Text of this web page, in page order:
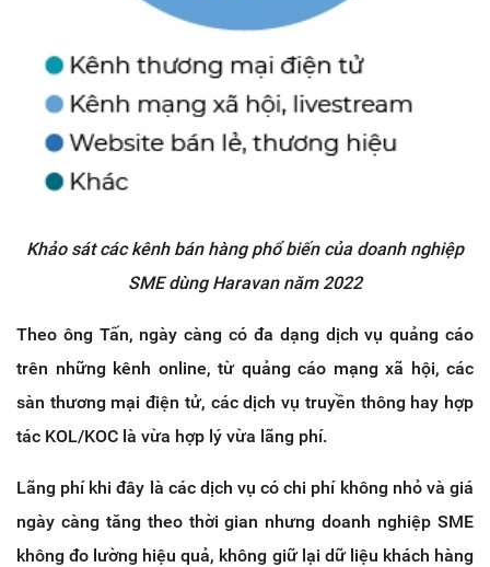
Khảo sát các kênh bán hàng phổ biến của doanh nghiệp
SME dùng Haravan năm 2022
Theo ông Tấn, ngày càng có đa dạng dịch vụ quảng cáo
trên những kênh online, từ quảng cáo mạng xã hội, các
sàn thương mại điện tử, các dịch vụ truyền thông hay hợp
tác KOL/KOC là vừa hợp lý vừa lãng phí.
Lãng phí khi đây là các dịch vụ có chi phí không nhỏ và giá
ngày càng tăng theo thời gian nhưng doanh nghiệp SME
không đo lường hiệu quả, không giữ lại dữ liệu khách hàng